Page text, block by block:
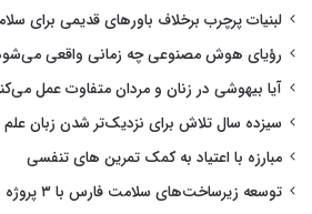
لبنیات پرچرب برخلاف باورهای قدیمی برای
رؤیای هوش مصنوعی چه زمانی واقعی
آیا بیهوشی در زنان و مردان متفاوت عمل
سیزده سال تلاش برای نزدیک‌تر شدن زبان علم
مبارزه با اعتیاد به کمک تمرین های تنفسی
توسعه زیرساخت‌های سلامت فارس با ۳ پروژه شتاب گرفت